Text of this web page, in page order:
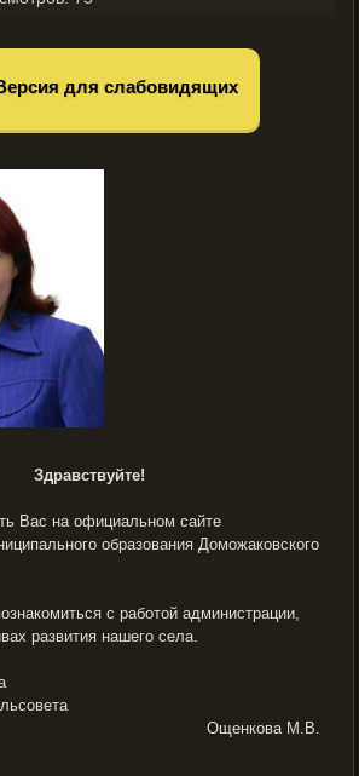
для слабовидящих
Здравствуйте!
Вас на официальном сайте
образования Доможаковского
с работой администрации,
развития нашего села.
Ощенкова М.В.